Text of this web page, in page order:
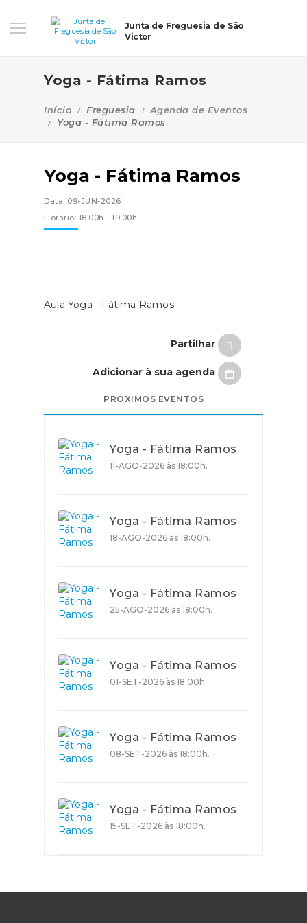
Junta de Freguesia de São
Victor
Yoga - Fátima Ramos
Início Freguesia
Agenda de Eventos
Yoga - Fátima Ramos
Yoga - Fátima Ramos
Data: 09-JUN-2026
Horário: 18:00h - 19:00h
Aula Yoga - Fátima Ramos
Partilhar
Adicionar à sua agenda
PRÓXIMOS EVENTOS
Yoga - Fátima Ramos
11-AGO-2026 às 18:00h.
Yoga - Fátima Ramos
18-AGO-2026 às 18:00h.
Yoga - Fátima Ramos
25-AGO-2026 às 18:00h.
Yoga - Fátima Ramos
01-SET-2026 às 18:00h.
Yoga - Fátima Ramos
08-SET-2026 às 18:00h.
Yoga - Fátima Ramos
15-SET-2026 às 18:00h.